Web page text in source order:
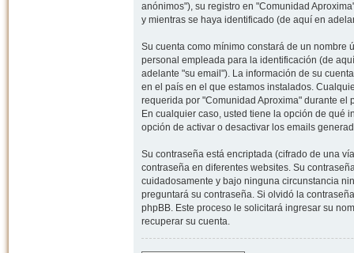
anónimos"), su registro en "Comunidad
y mientras se haya identificado (de aquí en
Su cuenta como mínimo constará de un
personal empleada para la identificación (de
adelante "su email"). La información de su
en el país en el que estamos instalados.
requerida por "Comunidad Aproxima" durante el
En cualquier caso, usted tiene la opción de qué
opción de activar o desactivar los emails
Su contraseña está encriptada (cifrado de una
contraseña en diferentes websites. Su
cuidadosamente y bajo ninguna circunstancia
preguntará su contraseña. Si olvidó la
phpBB. Este proceso le solicitará ingresar su
recuperar su cuenta.